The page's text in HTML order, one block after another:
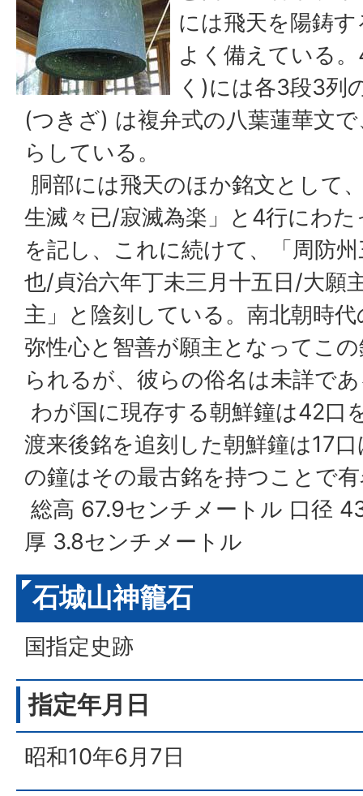
には飛天を陽鋳
よく備えている
く)には各3段3列
(つきざ) は複弁式の八葉蓮華文
らしている。
胴部には飛天のほか銘文として
生滅々已/寂滅為楽」と4行にわ
を記し、これに続けて、「周防
也/貞治六年丁未三月十五日/大願
主」と陰刻している。南北朝時
弥性心と智善が願主となってこ
られるが、彼らの俗名は未詳で
わが国に現存する朝鮮鐘は42口
渡来後銘を追刻した朝鮮鐘は17
の鐘はその最古銘を持つことで
総高 67.9センチメートル 口径
厚 3.8センチメートル
石城山神籠石
国指定史跡
指定年月日
昭和10年6月7日